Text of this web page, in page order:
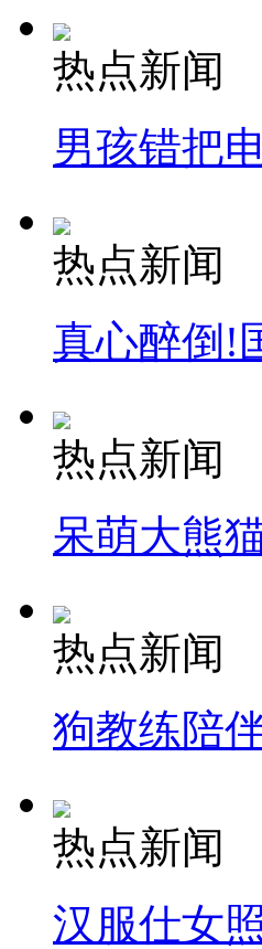
热点新闻
男孩错把
热点新闻
真心醉倒!
热点新闻
呆萌大熊
热点新闻
狗教练陪
热点新闻
汉服仕女